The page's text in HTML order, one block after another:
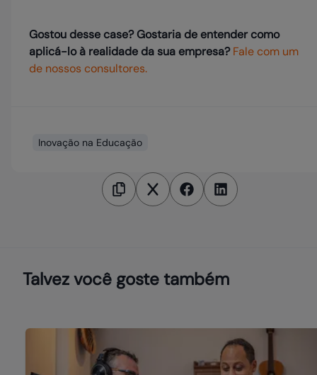
Gostou desse case? Gostaria de entender como
aplicá-lo à realidade da sua empresa? Fale com um
de nossos consultores.
Inovação na Educação
Talvez você goste também